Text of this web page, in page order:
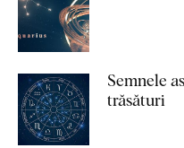
Semnele
trăsături